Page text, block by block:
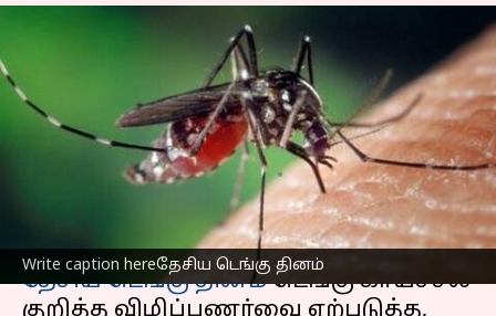
Write caption hereதேசிய டெங்கு தினம்
தேசிய டெங்கு தினம் 2023:
டெங்கு பற்றி நீங்கள்
தெரிந்து கொள்ள
வேண்டிய உண்மைகள்!
Arul Jothe May 16, 2023 01:13 pm
தேசிய டெங்கு தினம்டெங்கு காய்ச்சல்
குறித்த விழிப்புணர்வை ஏற்படுத்த,